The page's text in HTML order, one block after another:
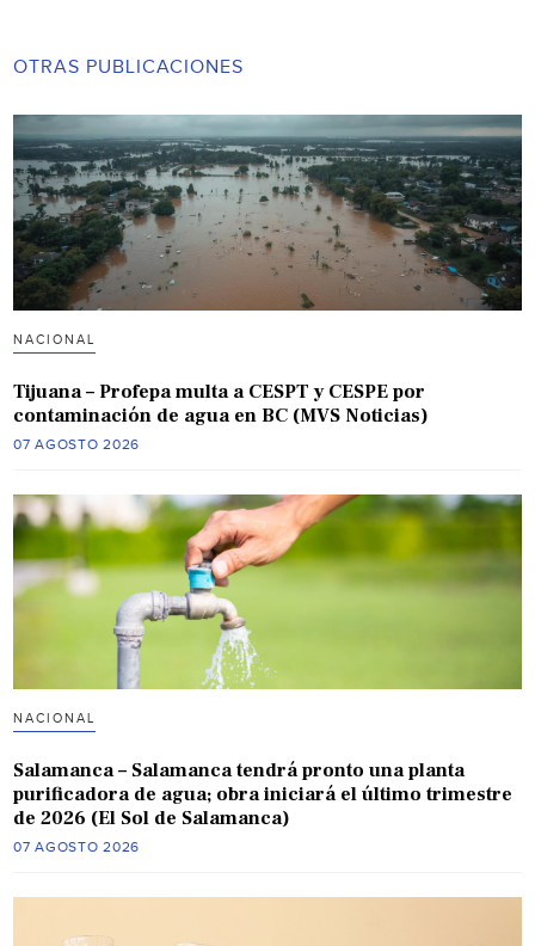
OTRAS PUBLICACIONES
NACIONAL
Tijuana – Profepa multa a CESPT y CESPE por
contaminación de agua en BC (MVS Noticias)
07 AGOSTO 2026
NACIONAL
Salamanca – Salamanca tendrá pronto una planta
purificadora de agua; obra iniciará el último trimestre
de 2026 (El Sol de Salamanca)
07 AGOSTO 2026